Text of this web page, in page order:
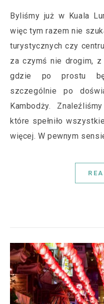
Byliśmy już w Kuala Lumpur wcześniej w tym roku,
więc tym razem nie
turystycznych czy
za czymś nie drogim, z
gdzie po prostu
szczególnie po
Kambodży.
które spełniło
więcej. W pewnym